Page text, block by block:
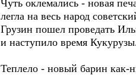
Чуть оклемались - новая
легла на весь народ
Грузин пошел проведать
и наступило время
Теплело - новый барин как-